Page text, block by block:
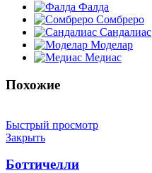
Фалда
Сомбреро
Сандалиас
Моделар
Медиас
Похожие
Быстрый просмотр
Закрыть
Боттичелли